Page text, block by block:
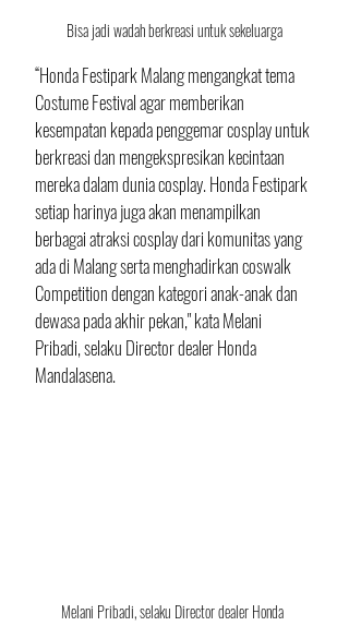
Bisa jadi wadah berkreasi untuk sekeluarga
“Honda Festipark Malang mengangkat tema
Costume Festival agar memberikan
kesempatan kepada penggemar cosplay untuk
berkreasi dan mengekspresikan kecintaan
mereka dalam dunia cosplay. Honda Festipark
setiap harinya juga akan menampilkan
berbagai atraksi cosplay dari komunitas yang
ada di Malang serta menghadirkan coswalk
Competition dengan kategori anak-anak dan
dewasa pada akhir pekan," kata Melani
Pribadi, selaku Director dealer Honda
Mandalasena.
Melani Pribadi, selaku Director dealer Honda